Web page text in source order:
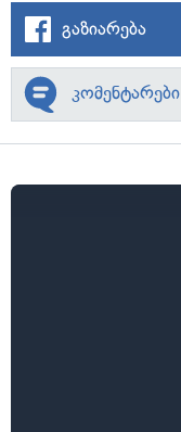
გაზიარება
კომენტარები